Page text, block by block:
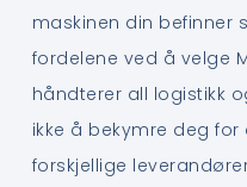
maskinen din befinner
fordelene ved å velge
håndterer all logistikk
ikke å bekymre deg
forskjellige